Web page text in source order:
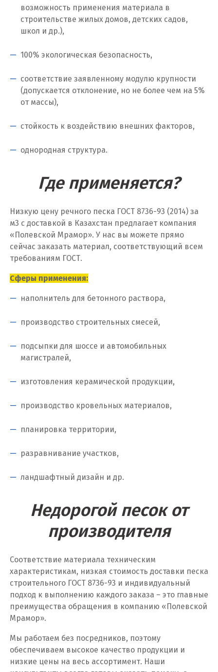
возможность применения материала в
строительстве жилых домов, детских садов,
школ и др.),
100% экологическая безопасность,
соответствие заявленному модулю крупности
(допускается отклонение, но не более чем на 5%
от массы),
стойкость к воздействию внешних факторов,
однородная структура.
Где применяется?
Низкую цену речного песка ГОСТ 8736-93 (2014) за
м3 с доставкой в Казахстан предлагает компания
«Полевской Мрамор». У нас вы можете прямо
сейчас заказать материал, соответствующий всем
требованиям ГОСТ.
Сферы применения:
наполнитель для бетонного раствора,
производство строительных смесей,
подсыпки для шоссе и автомобильных
магистралей,
изготовления керамической продукции,
производство кровельных материалов,
планировка территории,
разравнивание участков,
ландшафтный дизайн и др.
Недорогой песок от
производителя
Соответствие материала техническим
характеристикам, низкая стоимость доставки песка
строительного ГОСТ 8736-93 и индивидуальный
подход к выполнению каждого заказа – это главные
преимущества обращения в компанию «Полевской
Мрамор».
Мы работаем без посредников, поэтому
обеспечиваем высокое качество продукции и
низкие цены на весь ассортимент. Наши